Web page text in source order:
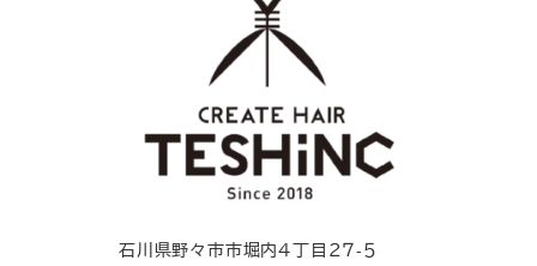
石川県野々市市堀内４丁目２７-５